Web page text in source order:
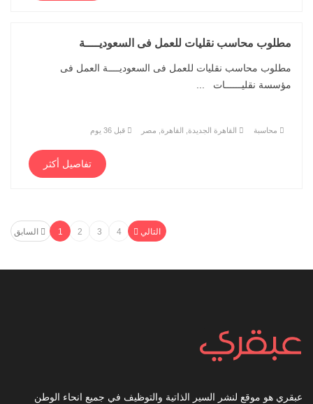
مطلوب محاسب نقليات للعمل فى السعوديــــة
مطلوب محاسب نقليات للعمل فى السعوديــــة العمل فى
مؤسسة نقليــــــات ...
محاسبة القاهرة الجديدة, القاهرة, مصر قبل 36 يوم
تفاصيل أكثر
السابق 1 2 3 4 التالي
عبقري هو موقع لنشر السير الذاتية والتوظيف في جميع انحاء الوطن